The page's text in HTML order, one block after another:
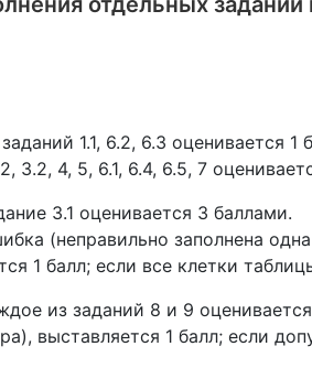
1.1, 6.2, 6.3 оценивается 1
3.2, 4, 5, 6.1, 6.4, 6.5, 7
3.1 оценивается 3 баллами.
(неправильно заполнена
1 балл; если все клетки
из заданий 8 и 9
выставляется 1 балл; если